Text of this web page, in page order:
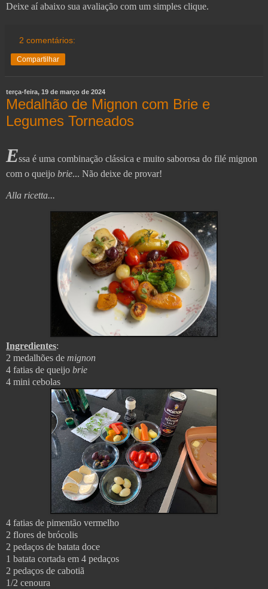
Deixe aí abaixo sua avaliação com um simples clique.
2 comentários:
Compartilhar
terça-feira, 19 de março de 2024
Medalhão de Mignon com Brie e
Legumes Torneados
Essa é uma combinação clássica e muito saborosa do filé mignon
com o queijo brie... Não deixe de provar!
Alla ricetta...
Ingredientes:
2 medalhões de mignon
4 fatias de queijo brie
4 mini cebolas
4 fatias de pimentão vermelho
2 flores de brócolis
2 pedaços de batata doce
1 batata cortada em 4 pedaços
2 pedaços de cabotiã
1/2 cenoura